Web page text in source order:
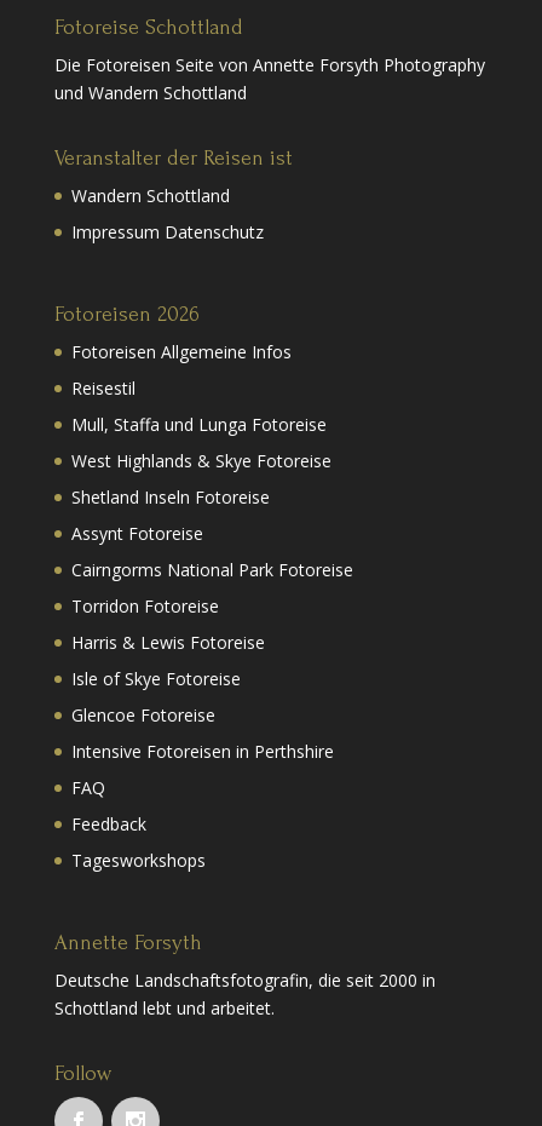
Fotoreise Schottland
Die Fotoreisen Seite von Annette Forsyth Photography
und Wandern Schottland
Veranstalter der Reisen ist
Wandern Schottland
Impressum Datenschutz
Fotoreisen 2026
Fotoreisen Allgemeine Infos
Reisestil
Mull, Staffa und Lunga Fotoreise
West Highlands & Skye Fotoreise
Shetland Inseln Fotoreise
Assynt Fotoreise
Cairngorms National Park Fotoreise
Torridon Fotoreise
Harris & Lewis Fotoreise
Isle of Skye Fotoreise
Glencoe Fotoreise
Intensive Fotoreisen in Perthshire
FAQ
Feedback
Tagesworkshops
Annette Forsyth
Deutsche Landschaftsfotografin, die seit 2000 in
Schottland lebt und arbeitet.
Follow